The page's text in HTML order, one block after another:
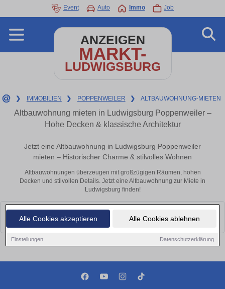
Alle Cookies akzeptieren Alle Cookies ablehnen
Einstellungen Datenschutzerklärung
Event Auto Immo Job
ANZEIGEN
MARKT-
LUDWIGSBURG
❯ IMMOBILIEN ❯ POPPENWEILER ❯ ALTBAUWOHNUNG-MIETEN
Altbauwohnung mieten in Ludwigsburg Poppenweiler –
Hohe Decken & klassische Architektur
Jetzt eine Altbauwohnung in Ludwigsburg Poppenweiler
mieten – Historischer Charme & stilvolles Wohnen
Altbauwohnungen überzeugen mit großzügigen Räumen, hohen
Decken und stilvollen Details. Jetzt eine Altbauwohnung zur Miete in
Ludwigsburg finden!
Leider konnten wir derzeit keine passenden Objekte finden. Schauen Sie
bald wieder vorbei!